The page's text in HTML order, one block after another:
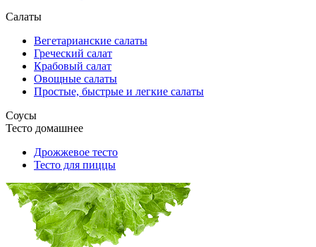
Салаты
Вегетарианские салаты
Греческий салат
Крабовый салат
Овощные салаты
Простые, быстрые и легкие салаты
Соусы
Тесто домашнее
Дрожжевое тесто
Тесто для пиццы